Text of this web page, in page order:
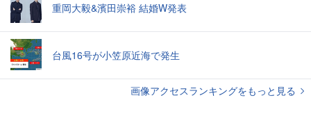
重岡大毅&濱田崇裕 結婚W発表
台風16号が小笠原近海で発生
画像アクセスランキングをもっと見る